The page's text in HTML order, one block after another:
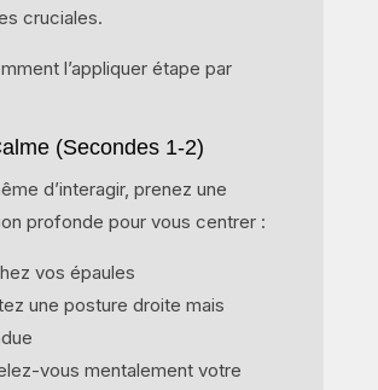
cruciales.
l’appliquer étape par
(Secondes 1-2)
d’interagir, prenez une
profonde pour vous centrer :
vos épaules
une posture droite mais
vous mentalement votre